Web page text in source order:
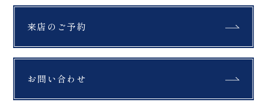
お声をいただきました️ ふ
の日の景色や空気、 そし
ます。
____ Life is
来店のご予約
お問い合わせ